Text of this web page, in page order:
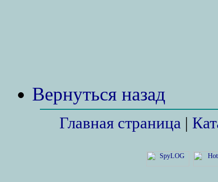
Вернуться назад
Главная страница |